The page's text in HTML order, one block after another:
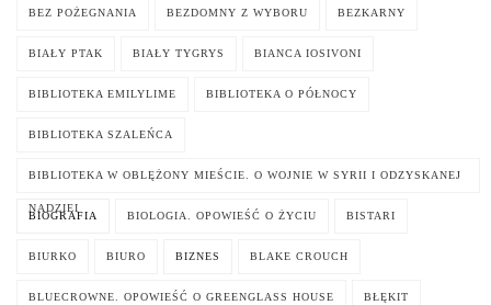
BEZ POŻEGNANIA BEZDOMNY Z WYBORU BEZKARNY
BIAŁY PTAK BIAŁY TYGRYS BIANCA IOSIVONI
BIBLIOTEKA EMILYLIME BIBLIOTEKA O PÓŁNOCY
BIBLIOTEKA SZALEŃCA
BIBLIOTEKA W OBLĘŻONY MIEŚCIE. O WOJNIE W SYRII I ODZYSKANEJ
NADZIEI
BIOGRAFIA BIOLOGIA. OPOWIEŚĆ O ŻYCIU BISTARI
BIURKO BIURO BIZNES BLAKE CROUCH
BLUECROWNE. OPOWIEŚĆ O GREENGLASS HOUSE BŁĘKIT